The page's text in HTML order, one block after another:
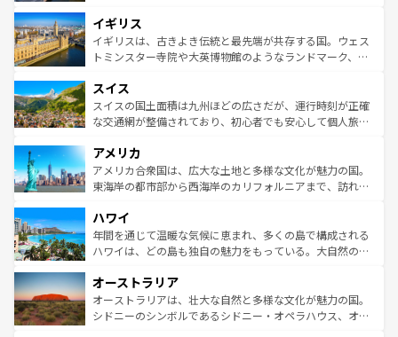
いる。シャンパンの発祥地であるランス、プロヴァンスの
香り高いラベンダー畑など、多彩な楽しみ方が可能だ。さ
らに、パリ以外の地域にも魅力が溢れており、どの街角に
れる地方に足を運ぶとそれぞれで全く異なる文化を体験で
きるだろう。 なお、新着のフランス情報はコンテンツ一覧
を参照してほしい。
顔を持つこの国は、どこを歩いても飽きることがない。ベ
ルリンの文化的活気、バイエルン州のアルプスの絶景、そ
してライン川沿いのワイン畑といった風景は必見。ビール
は、お酒好きな人にはぜひ体験してほしい。 なお、新着の
ドイツ情報はコンテンツ一覧を参照してほしい。
イギリス
イギリスは、古きよき伝統と最先端が共存する国。ウェス
トミンスター寺院や大英博物館のようなランドマーク、歴
リアごとに異なる魅力がある。また、優雅なアフタヌーン
ティー、ビール好きにはたまらない英国パブ、サッカー観
戦など、本場だからこそできる体験も豊富。イギリスを旅
ンツ一覧を参照してほしい。
スイス
スイスの国土面積は九州ほどの広さだが、運行時刻が正確
な交通網が整備されており、初心者でも安心して個人旅行
の建物がそのまま残る町や、スイスならではのユニークな
博物館もあり、アルプス観光だけでなく町歩きも満喫する
ことができる。国民の所得が高いため物価も高いが、旅行
ば市内交通費無料で観光を楽しむこともできる。 なお、新
着のスイス情報はコンテンツ一覧 を参照してほしい。
アメリカ
アメリカ合衆国は、広大な土地と多様な文化が魅力の国。
東海岸の都市部から西海岸のカリフォルニアまで、訪れる
のような巨大都市は、観光、ショッピング、エンターテイ
ンメントが詰まった刺激的なスポットだ。一方、アメリカ
西部には大自然が広がり、グランドキャニオンやイエロー
部のニューオーリンズでは、音楽と美食が融合した独特の
文化が魅力。旅行者はアメリカの各地域で異なる魅力を楽
しみながら、その多様性と豊かな歴史を感じることができ
ハワイ
年間を通じて温暖な気候に恵まれ、多くの島で構成される
ハワイは、どの島も独自の魅力をもっている。大自然の神
ワイ島は見逃せない。また、定番の観光地といえばオアフ
島だが、静かな自然を求めるならマウイ島やカウアイ島が
おすすめ。エメラルドグリーンに輝く海をはじめ、豊かな
オーストラリア
オーストラリアは、壮大な自然と多様な文化が魅力の国。
シドニーのシンボルであるシドニー・オペラハウス、オー